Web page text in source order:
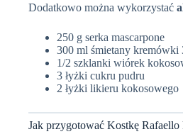
Dodatkowo można wykorzystać
250 g serka mascarpone
300 ml śmietany kremówki
1/2 szklanki wiórek
3 łyżki cukru pudru
2 łyżki likieru kokosowego
Jak przygotować Kostkę